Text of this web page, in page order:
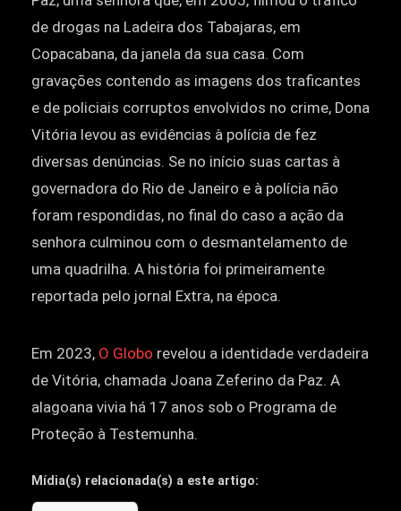
de drogas na Ladeira dos Tabajaras, em
Copacabana, da janela da sua casa. Com
gravações contendo as imagens dos traficantes
e de policiais corruptos envolvidos no crime, Dona
Vitória levou as evidências à polícia de fez
diversas denúncias. Se no início suas cartas à
governadora do Rio de Janeiro e à polícia não
foram respondidas, no final do caso a ação da
senhora culminou com o desmantelamento de
uma quadrilha. A história foi primeiramente
reportada pelo jornal Extra, na época.
Em 2023, O Globo revelou a identidade verdadeira
de Vitória, chamada Joana Zeferino da Paz. A
alagoana vivia há 17 anos sob o Programa de
Proteção à Testemunha.
Mídia(s) relacionada(s) a este artigo: